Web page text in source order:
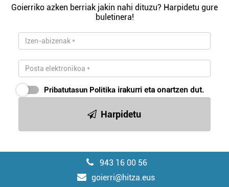
Goierriko azken berriak jakin nahi dituzu? Harpidetu gure
buletinera!
Pribatutasun Politika irakurri eta onartzen dut.
Harpidetu
943 16 00 56
goierri@hitza.eus